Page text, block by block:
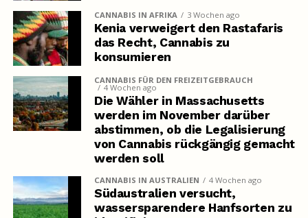
CANNABIS IN AFRIKA 3 Wochen ago
Kenia verweigert den Rastafaris
das Recht, Cannabis zu
konsumieren
CANNABIS FÜR DEN FREIZEITGEBRAUCH
4 Wochen ago
Die Wähler in Massachusetts
werden im November darüber
abstimmen, ob die Legalisierung
von Cannabis rückgängig gemacht
werden soll
CANNABIS IN AUSTRALIEN 4 Wochen ago
Südaustralien versucht,
wassersparendere Hanfsorten zu